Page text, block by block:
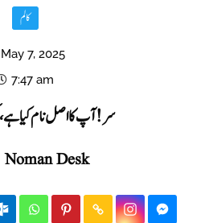
کالم
May 7, 2025
7:47 am
سر !آپ کا اصل نام کیا
Noman Desk